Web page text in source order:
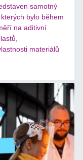
samotný
bylo během
na aditivní
materiálů